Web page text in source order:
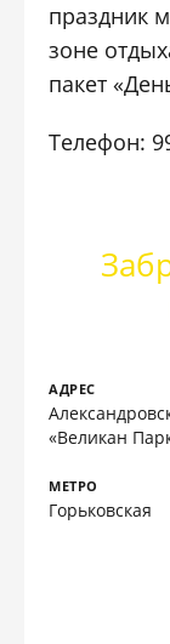
праздник
зоне
пакет
Телефон:
АДРЕС
«Великан
МЕТРО
Горьковская